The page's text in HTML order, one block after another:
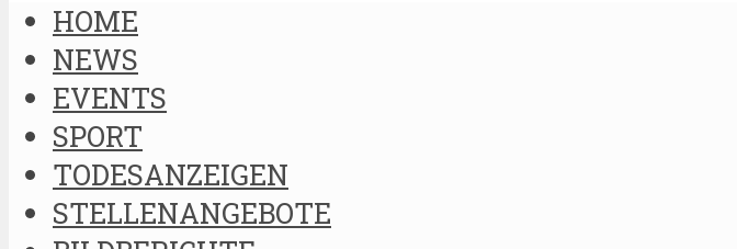
HOME
NEWS
EVENTS
SPORT
TODESANZEIGEN
STELLENANGEBOTE